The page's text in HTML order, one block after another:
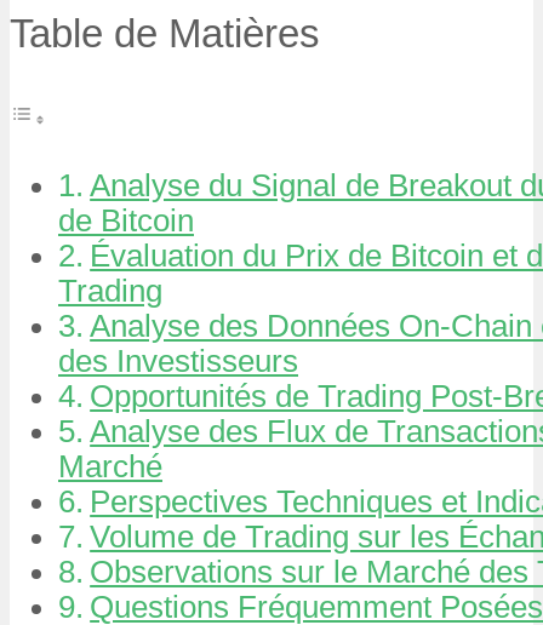
Table de Matières
Analyse du Signal de Breakout
de Bitcoin
Évaluation du Prix de Bitcoin et
Trading
Analyse des Données On-Chain
des Investisseurs
Opportunités de Trading Post-
Analyse des Flux de
Marché
Perspectives Techniques et
Volume de Trading sur les
Observations sur le Marché des
Questions Fréquemment Posées